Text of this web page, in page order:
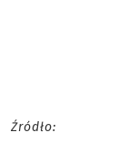
Źródło: